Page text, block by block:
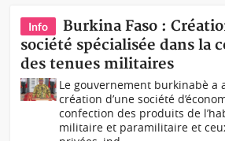
Info
Burkina Faso :
société spécialisée dans la
des tenues militaires
Le gouvernement burkinabè a
création d’une société
confection des produits de
militaire et paramilitaire et